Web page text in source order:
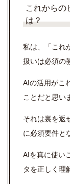
これからの
は？
私は、「これ
扱いは必須の
AIの活用がこ
ことだと思い
それは裏を返
に必須要件と
AIを真に使い
タを正しく理